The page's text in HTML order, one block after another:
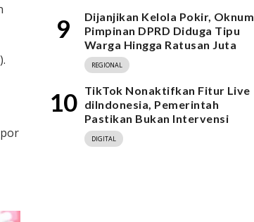
9
Dijanjikan Kelola Pokir, Oknum
Pimpinan DPRD Diduga Tipu
Warga Hingga Ratusan Juta
REGIONAL
10 TikTok Nonaktifkan Fitur Live
diIndonesia, Pemerintah
Pastikan Bukan Intervensi
DIGITAL